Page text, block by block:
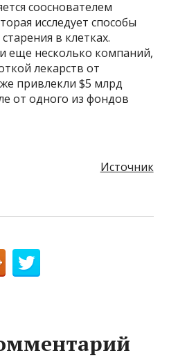
сооснователем
исследует способы
в клетках.
еще несколько компаний,
лекарств от
привлекли $5 млрд
от одного из фондов
Источник